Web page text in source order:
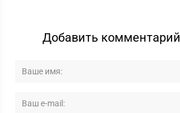
Добавить комментарий